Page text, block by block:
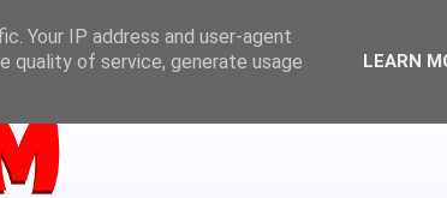
Your IP address and user-agent
quality of service, generate usage
LEARN